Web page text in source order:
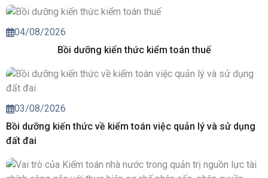
04/08/2026
Bồi dưỡng kiến thức kiểm toán thuế
03/08/2026
Bồi dưỡng kiến thức về kiểm toán việc quản lý và sử dụng
đất đai